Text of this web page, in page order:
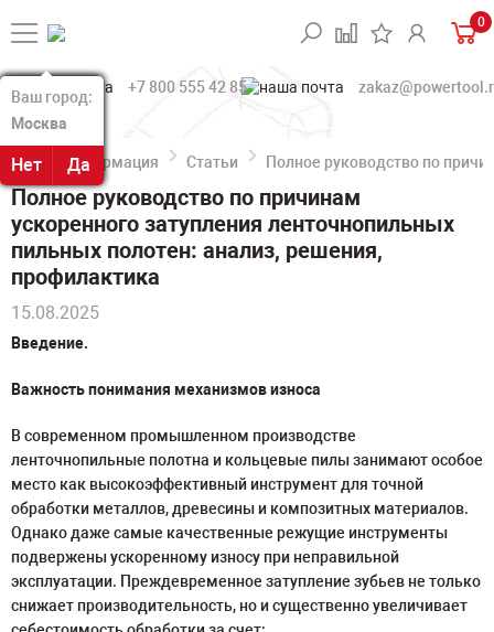
Ваш город:
Москва
Нет Да
Ваш город:
Москва
Нет Да
0
+7 800 555 42 85
Информация Статьи Полное руководство по
Полное руководство по причинам
ускоренного затупления ленточнопильных
пильных полотен: анализ, решения,
профилактика
15.08.2025
Введение.
Важность понимания механизмов износа
В современном промышленном производстве
ленточнопильные полотна и кольцевые пилы занимают особое
место как высокоэффективный инструмент для точной
обработки металлов, древесины и композитных материалов.
Однако даже самые качественные режущие инструменты
подвержены ускоренному износу при неправильной
эксплуатации. Преждевременное затупление зубьев не только
снижает производительность, но и существенно увеличивает